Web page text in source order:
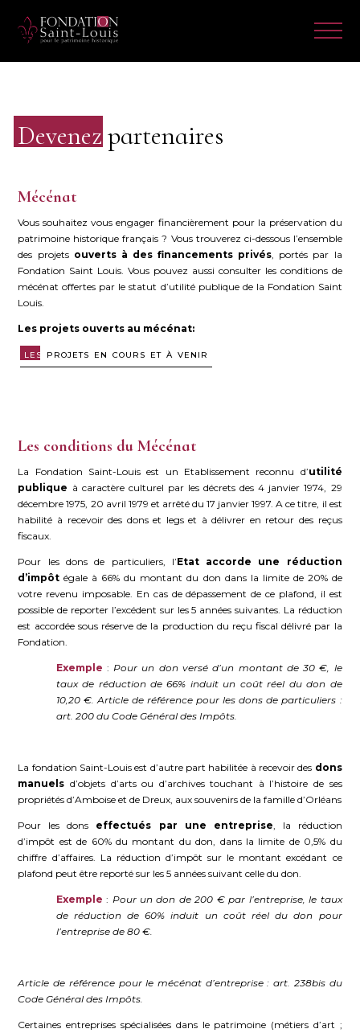
Devenez partenaires
Mécénat
Vous souhaitez vous engager financièrement pour la préservation du
patrimoine historique français ? Vous trouverez ci-dessous l’ensemble
des projets ouverts à des financements privés , portés par la
Fondation Saint Louis. Vous pouvez aussi consulter les conditions de
mécénat offertes par le statut d’utilité publique de la Fondation Saint
Louis.
Les projets ouverts au mécénat:
LES PROJETS EN COURS ET À VENIR
Les conditions du Mécénat
La Fondation Saint-Louis est un Etablissement reconnu d’utilité
publique à caractère culturel par les décrets des 4 janvier 1974, 29
décembre 1975, 20 avril 1979 et arrêté du 17 janvier 1997. A ce titre, il est
habilité à recevoir des dons et legs et à délivrer en retour des reçus
fiscaux.
Pour les dons de particuliers, l’Etat accorde une réduction
d’impôt égale à 66% du montant du don dans la limite de 20% de
votre revenu imposable. En cas de dépassement de ce plafond, il est
possible de reporter l’excédent sur les 5 années suivantes. La réduction
est accordée sous réserve de la production du reçu fiscal délivré par la
Fondation.
Exemple : Pour un don versé d’un montant de 30 €, le
taux de réduction de 66% induit un coût réel du don de
10,20 €. Article de référence pour les dons de particuliers :
art. 200 du Code Général des Impôts.
La fondation Saint-Louis est d’autre part habilitée à recevoir des dons
manuels d’objets d’arts ou d’archives touchant à l’histoire de ses
propriétés d’Amboise et de Dreux, aux souvenirs de la famille d’Orléans
Pour les dons effectués par une entreprise , la réduction
d’impôt est de 60% du montant du don, dans la limite de 0,5% du
chiffre d’affaires. La réduction d’impôt sur le montant excédant ce
plafond peut être reporté sur les 5 années suivant celle du don.
Exemple : Pour un don de 200 € par l’entreprise, le taux
de réduction de 60% induit un coût réel du don pour
l’entreprise de 80 €.
Article de référence pour le mécénat d’entreprise : art. 238bis du
Code Général des Impôts.
Certaines entreprises spécialisées dans le patrimoine (métiers d’art ;